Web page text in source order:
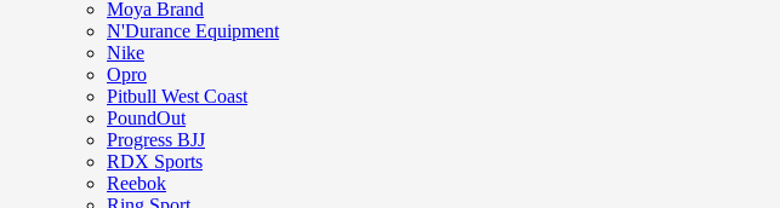
Moya Brand
N'Durance Equipment
Nike
Opro
Pitbull West Coast
PoundOut
Progress BJJ
RDX Sports
Reebok